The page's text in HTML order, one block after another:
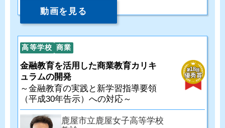
動画を見る
高等学校 商業
金融教育を活用した商業教育カリキ
ュラムの開発
～金融教育の実践と新学習指導要領
（平成30年告示）への対応～
鹿屋市立鹿屋女子高等学校